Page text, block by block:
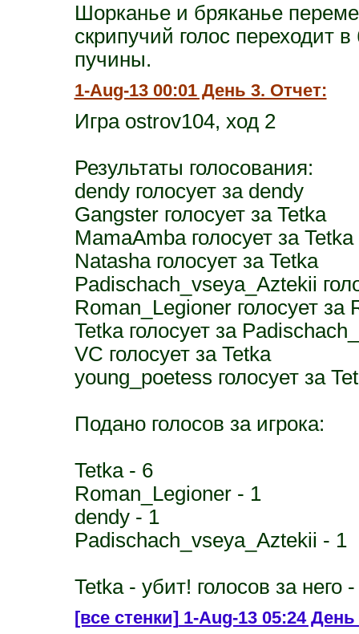
Шорканье и бряканье
скрипучий голос переходит
пучины.
1-Aug-13 00:01 День 3. Отчет:
Игра ostrov104, ход 2
Результаты голосования:
dendy голосует за dendy
Gangster голосует за Tetka
MamaAmba голосует за Tetka
Natasha голосует за Tetka
Padischach_vseya_Aztekii
Roman_Legioner голосует за
Tetka голосует за
VC голосует за Tetka
young_poetess голосует за
Подано голосов за игрока:
Tetka - 6
Roman_Legioner - 1
dendy - 1
Padischach_vseya_Aztekii - 1
Tetka - убит! голосов за него
[все стенки]1-Aug-13 05:24 День